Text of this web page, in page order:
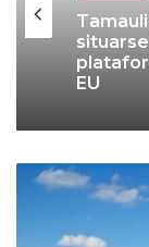
Política
EU
The
Claudia